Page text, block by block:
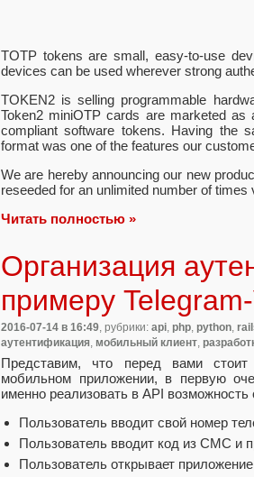
TOTP tokens are small, easy-to-use
devices can be used wherever strong
TOKEN2 is selling programmable
Token2 miniOTP cards are marketed as
compliant software tokens. Having the
format was one of the features our
We are hereby announcing our new
reseeded for an unlimited number of
Читать полностью »
Организация
примеру
2016-07-14 в 16:49, рубрики: api, php, python,
аутентификация, мобильный клиент,
Представим, что перед вами
мобильном приложении, в первую
именно реализовать в API
Пользователь вводит свой номер
Пользователь вводит код из СМС и
Пользователь открывает